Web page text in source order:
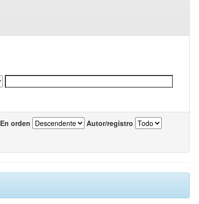
En orden Autor/registro